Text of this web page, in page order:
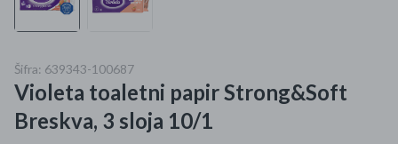
Čišćenje zaliha
Kišobrani akcija
Ograničena cijena
Šifra: 639343-100687
Violeta toaletni papir Strong&Soft
Breskva, 3 sloja 10/1